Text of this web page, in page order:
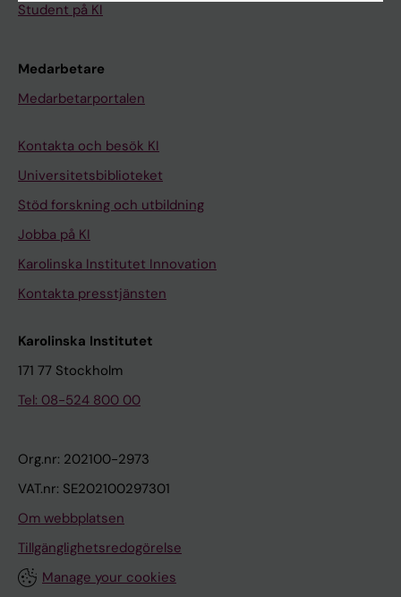
Student på KI
Medarbetare
Medarbetarportalen
Kontakta och besök KI
Universitetsbiblioteket
Stöd forskning och utbildning
Jobba på KI
Karolinska Institutet Innovation
Kontakta presstjänsten
Karolinska Institutet
171 77 Stockholm
Tel: 08-524 800 00
Org.nr: 202100-2973
VAT.nr: SE202100297301
Om webbplatsen
Tillgänglighetsredogörelse
Manage your cookies